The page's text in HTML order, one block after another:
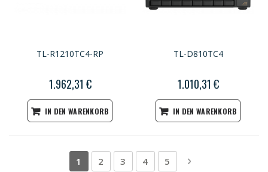
TL-R1210TC4-RP
1.962,31 €
IN DEN WARENKORB
TL-D810TC4
1.010,31 €
IN DEN WARENKORB
Seite
Sie lesen gerade die Seite
1 Seite
2 Seite
3 Seite
4 Seite
5 Seite
Weiter